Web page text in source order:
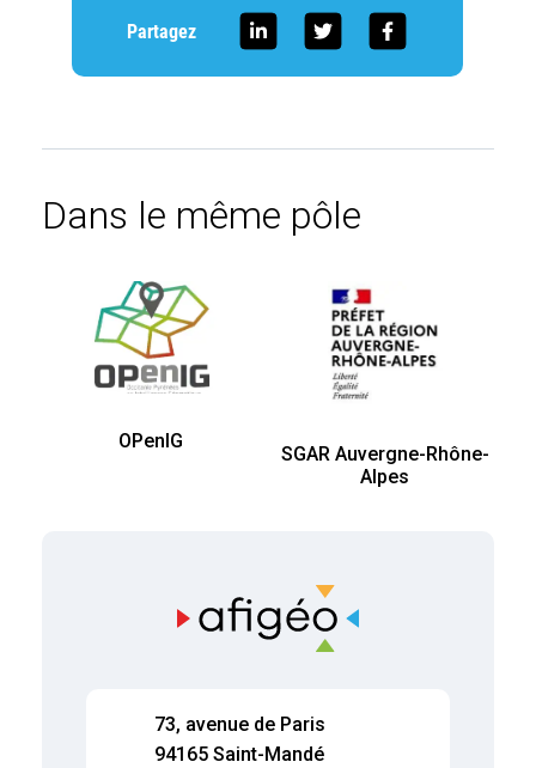
Partagez
Dans le même pôle
OPenIG
SGAR Auvergne-Rhône-
Alpes
73, avenue de Paris
94165 Saint-Mandé